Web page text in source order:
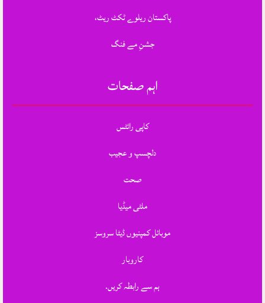
پاکستان ریلوے ٹکٹ ریٹ،
جشنِ مے فنگ
اہم صفحات
کاپی رائٹس
دلچسپ و عجیب
صحت
ملٹی میڈیا
موبائل کمپنیوں ڈیٹا سروسز
کاروبار
ہم سے رابطہ کریں.